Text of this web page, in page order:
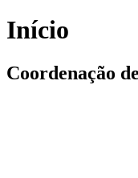
Início
Coordenação